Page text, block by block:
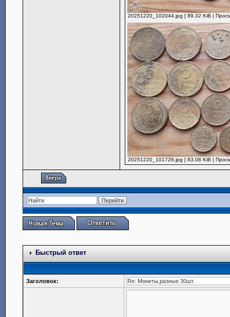
20251220_102044.jpg [ 89.32 KiB |
20251220_101726.jpg [ 83.08 KiB |
Быстрый ответ
Заголовок: